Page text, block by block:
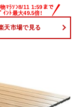
天市場で見る